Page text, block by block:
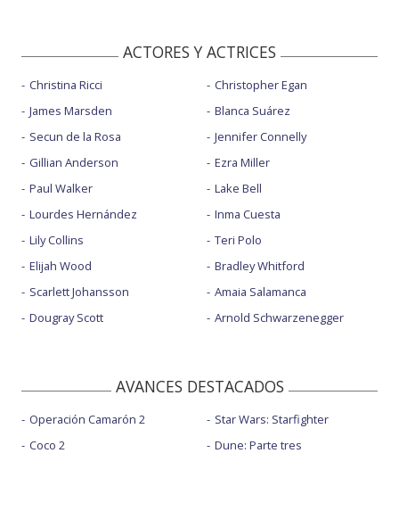
ACTORES Y ACTRICES
Christina Ricci
James Marsden
Secun de la Rosa
Gillian Anderson
Paul Walker
Lourdes Hernández
Lily Collins
Elijah Wood
Scarlett Johansson
Dougray Scott
Christopher Egan
Blanca Suárez
Jennifer Connelly
Ezra Miller
Lake Bell
Inma Cuesta
Teri Polo
Bradley Whitford
Amaia Salamanca
Arnold Schwarzenegger
AVANCES DESTACADOS
Operación Camarón 2
Coco 2
Star Wars: Starfighter
Dune: Parte tres